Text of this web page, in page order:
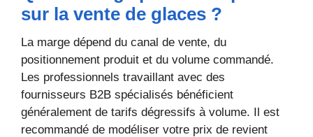
sur la vente de glaces ?
La marge dépend du canal de vente, du
positionnement produit et du volume commandé.
Les professionnels travaillant avec des
fournisseurs B2B spécialisés bénéficient
généralement de tarifs dégressifs à volume. Il est
recommandé de modéliser votre prix de revient